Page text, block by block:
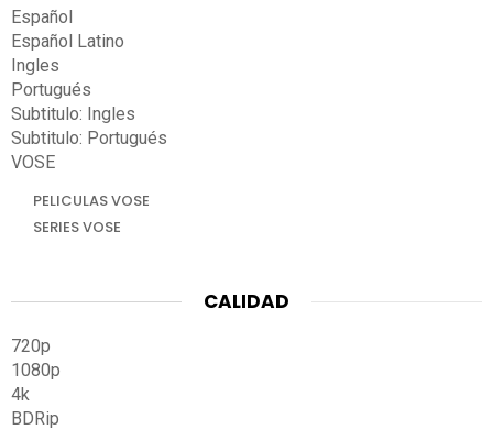
Español
Español Latino
Ingles
Portugués
Subtitulo: Ingles
Subtitulo: Portugués
VOSE
PELICULAS VOSE
SERIES VOSE
CALIDAD
720p
1080p
4k
BDRip